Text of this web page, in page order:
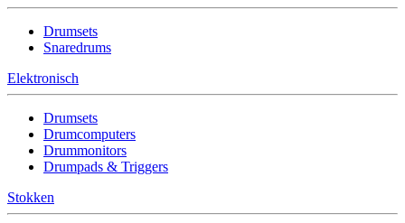
Drumsets
Snaredrums
Elektronisch
Drumsets
Drumcomputers
Drummonitors
Drumpads & Triggers
Stokken